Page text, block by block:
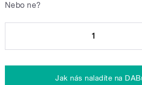
Nebo ne?
1
Jak nás naladíte na